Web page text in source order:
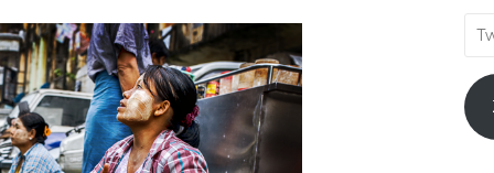
Twój